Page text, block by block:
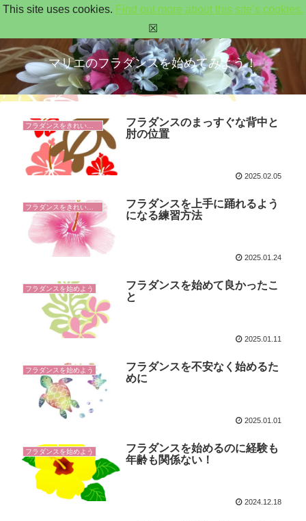
マリエのフラダンスを始めてみよう！
フラダンスのまっすぐな背中と
肘の位置
2025.02.05
フラダンスを上手に踊れるよう
になる練習方法
2025.01.24
フラダンスを始めよう
フラダンスを始めて良かったこ
と
2025.01.11
フラダンスを始めよう
フラダンスを不安なく始めるた
めに
2025.01.01
フラダンスを始めよう
フラダンスを始めるのに経験も
年齢も関係ない！
2024.12.18
This site uses cookies. Find out more about this site’s cookies.
☒